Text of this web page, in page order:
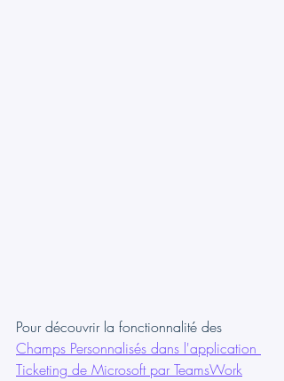
Pour découvrir la fonctionnalité des
Champs Personnalisés dans l'application
Ticketing de Microsoft par TeamsWork